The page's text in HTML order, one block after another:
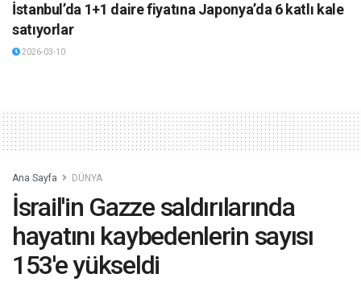
İstanbul’da 1+1 daire fiyatına Japonya’da 6 katlı kale
satıyorlar
2026-03-10
Ana Sayfa DÜNYA
İsrail'in Gazze saldırılarında
hayatını kaybedenlerin sayısı
153'e yükseldi